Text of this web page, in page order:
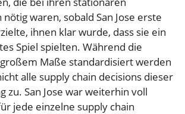
waren, sobald San Jose erste
ihnen klar wurde, dass sie ein
Spiel spielten. Während die
Maße standardisiert werden
alle supply chain decisions dieser
zu. San Jose war weiterhin voll
jede einzelne supply chain